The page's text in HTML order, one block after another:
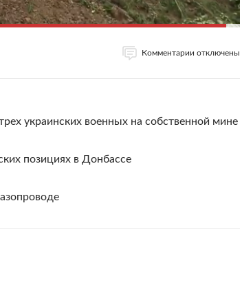
Комментарии отключены
украинских военных на собственной мине
позициях в Донбассе